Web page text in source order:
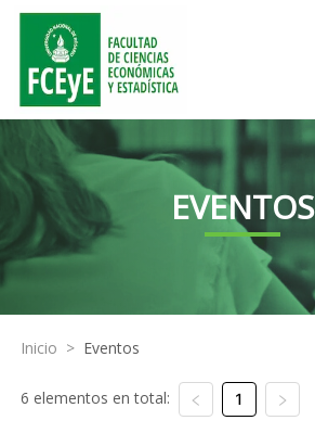
EVENTOS
Inicio > Eventos
6 elementos en total: 1